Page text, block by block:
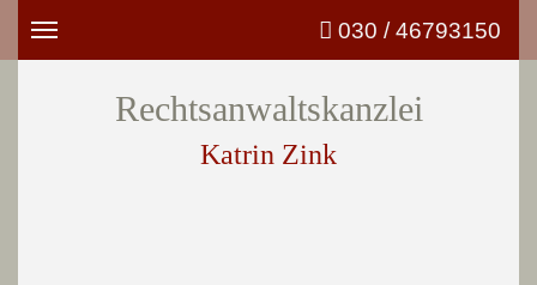
Toggle
030 / 46793150
Rechtsanwaltskanzlei
Katrin Zink